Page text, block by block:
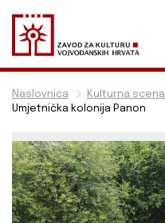
Naslovnica Kulturna scena
Umjetnička kolonija Panon